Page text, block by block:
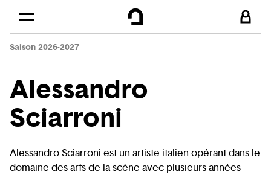
Skip to
Saison 2026-2027
Alessandro
Sciarroni
Alessandro Sciarroni est un artiste italien opérant dans le
domaine des arts de la scène avec plusieurs années